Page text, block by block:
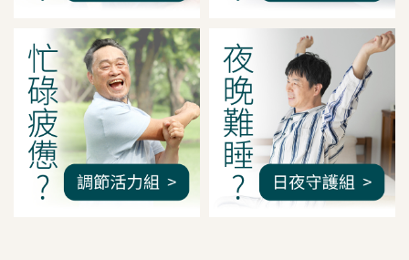
我是間距調整